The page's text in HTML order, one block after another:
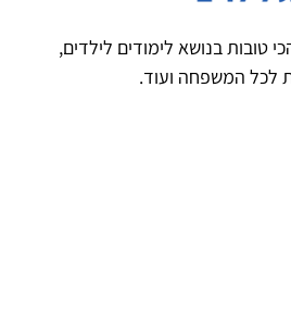
טובות בנושא לימודים לילדים,
לכל המשפחה ועוד.